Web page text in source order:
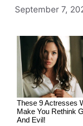
September 7,